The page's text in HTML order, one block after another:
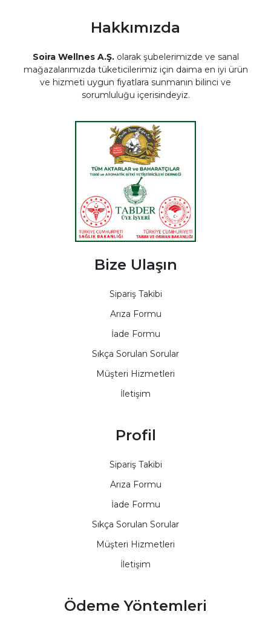
Hakkımızda
Soira Wellnes A.Ş.olarak şubelerimizde ve sanal
mağazalarımızda tüketicilerimiz için daima en iyi ürün
ve hizmeti uygun fiyatlara sunmanın bilinci ve
sorumluluğu içerisindeyiz.
Bize Ulaşın
Sipariş Takibi
Arıza Formu
İade Formu
Sıkça Sorulan Sorular
Müşteri Hizmetleri
İletişim
Profil
Sipariş Takibi
Arıza Formu
İade Formu
Sıkça Sorulan Sorular
Müşteri Hizmetleri
İletişim
Ödeme Yöntemleri